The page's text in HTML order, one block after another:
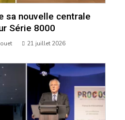
sa nouvelle centrale
Série 8000
21 juillet 2026